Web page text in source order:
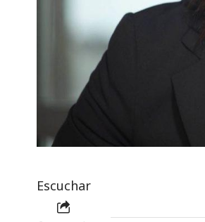
Escuchar